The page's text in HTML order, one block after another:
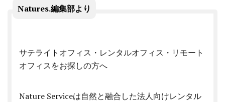
Natures.編集部より
サテライトオフィス・レンタルオフィス・リモート
オフィスをお探しの方へ
Nature Serviceは自然と融合した法人向けレンタル